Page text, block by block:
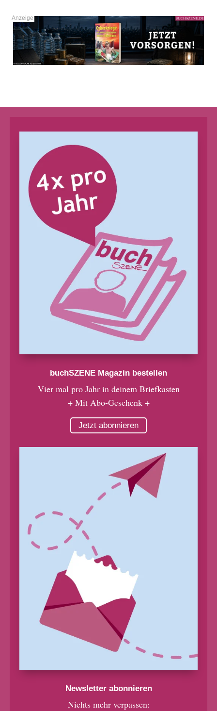
buchSZENE Magazin bestellen
Vier mal pro Jahr in deinem Briefkasten
+ Mit Abo-Geschenk +
Jetzt abonnieren
Newsletter abonnieren
Nichts mehr verpassen: